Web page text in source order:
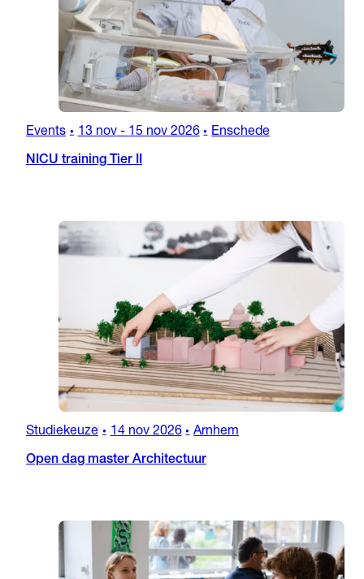
Events • 13 nov- 15 nov 2026 • Enschede
NICU training Tier II
Studiekeuze • 14 nov 2026 • Arnhem
Open dag master Architectuur